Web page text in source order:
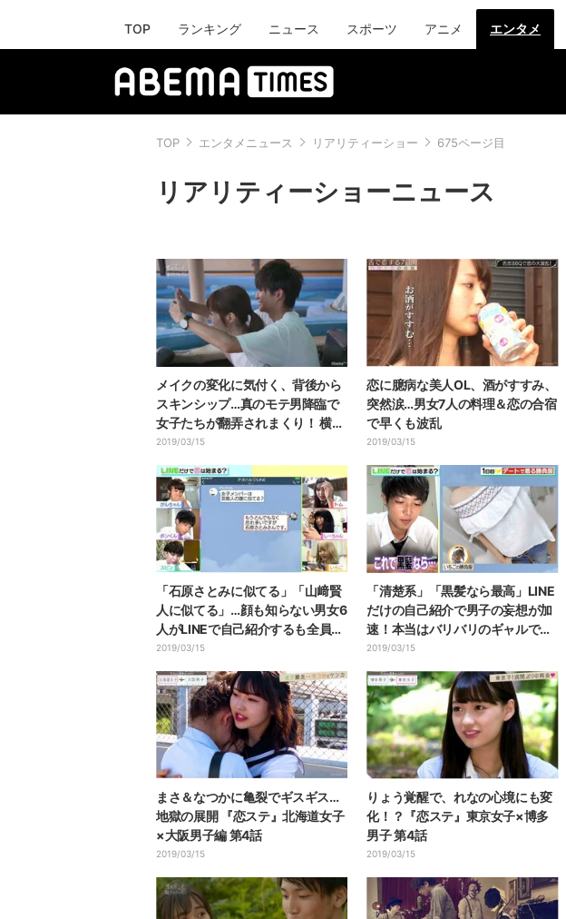
TOP ランキング ニュース スポーツ アニメ エンタメ
TOP エンタメニュース リアリティーショー 675ページ目
リアリティーショーニュース
メイクの変化に気付く、背後から
スキンシップ…真のモテ男降臨で
女子たちが翻弄されまくり！ 横澤
夏子も「ムカつくけど好き」と悶
2019/03/15
恋に臆病な美人OL、酒がすすみ、
突然涙…男女7人の料理＆恋の合宿
で早くも波乱
2019/03/15
「石原さとみに似てる」「山﨑賢
人に似てる」…顔も知らない男女6
人がLINEで自己紹介するも全員が
盛りまくり！
2019/03/15
「清楚系」「黒髪なら最高」LINE
だけの自己紹介で男子の妄想が加
速！本当はバリバリのギャルでし
た…
2019/03/15
まさ＆なつかに亀裂でギスギス…
地獄の展開 『恋ステ』北海道女子
×大阪男子編 第4話
2019/03/15
りょう覚醒で、れなの心境にも変
化！？『恋ステ』東京女子×博多
男子 第4話
2019/03/15